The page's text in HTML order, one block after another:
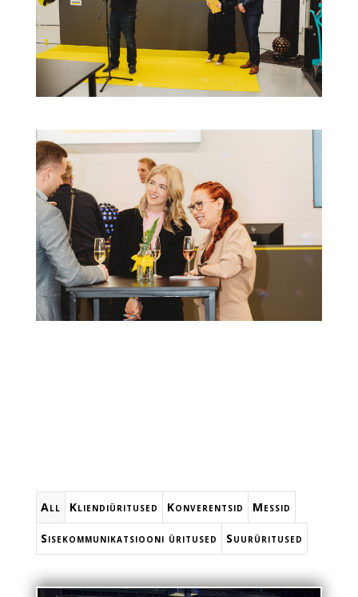
All Kliendiüritused Konverentsid Messid
Sisekommunikatsiooni üritused Suurüritused